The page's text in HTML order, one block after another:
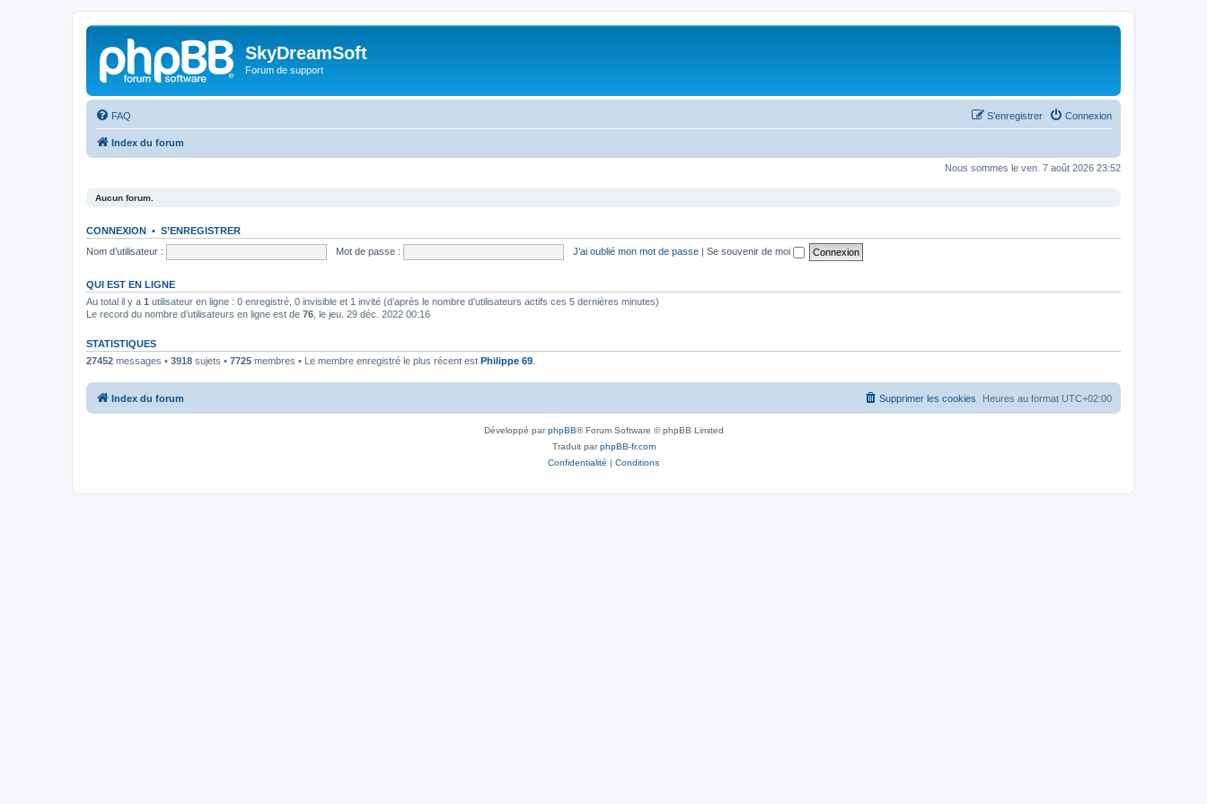
SkyDreamSoft
Forum de support
FAQ Connexion
S’enregistrer
Index du forum
Nous sommes le ven. 7 août 2026 23:52
Aucun forum.
CONNEXION • S’ENREGISTRER
Nom d’utilisateur :
Mot de passe : J’ai oublié mon mot de passe | Se souvenir de moi
QUI EST EN LIGNE
Au total il y a 1 utilisateur en ligne : 0 enregistré, 0 invisible et 1 invité (d’après le nombre d’utilisateurs actifs ces 5 dernières minutes)
Le record du nombre d’utilisateurs en ligne est de 76 , le jeu. 29 déc. 2022 00:16
STATISTIQUES
27452 messages • 3918 sujets • 7725 membres • Le membre enregistré le plus récent est Philippe 69
Index du forum Heures au format UTC+02:00
Supprimer les cookies
Développé parphpBB® Forum Software © phpBB Limited
Traduit parphpBB-fr.com
Confidentialité | Conditions